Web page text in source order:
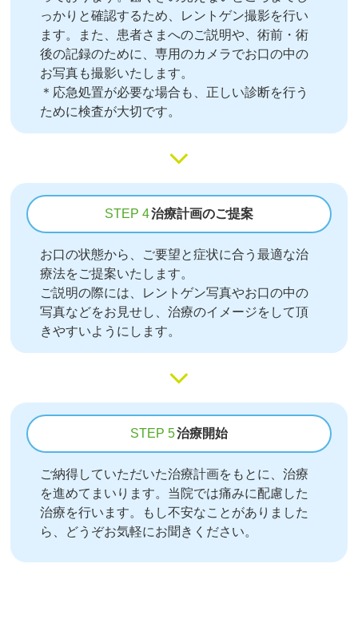
っかりと確認するため、レントゲン撮影を行い
ます。また、患者さまへのご説明や、術前・術
後の記録のために、専用のカメラでお口の中の
お写真も撮影いたします。
＊応急処置が必要な場合も、正しい診断を行う
ために検査が大切です。
STEP 4治療計画のご提案
お口の状態から、ご要望と症状に合う最適な治
療法をご提案いたします。
ご説明の際には、レントゲン写真やお口の中の
写真などをお見せし、治療のイメージをして頂
きやすいようにします。
STEP 5治療開始
ご納得していただいた治療計画をもとに、治療
を進めてまいります。当院では痛みに配慮した
治療を行います。もし不安なことがありました
ら、どうぞお気軽にお聞きください。